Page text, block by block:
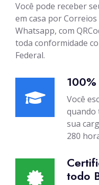
Você pode receber
em casa por
Whatsapp, com
toda conformidade
Federal.
Você
quando
sua
280
todo